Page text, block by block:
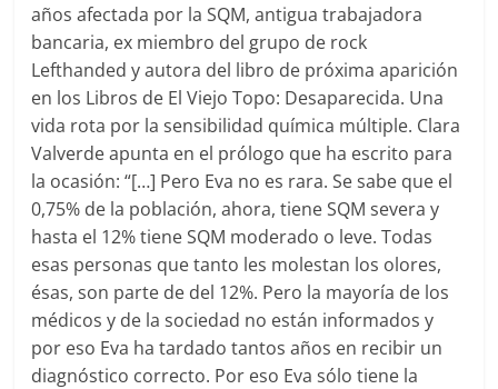
años afectada por la SQM, antigua trabajadora
bancaria, ex miembro del grupo de rock
Lefthanded y autora del libro de próxima aparición
en los Libros de El Viejo Topo: Desaparecida. Una
vida rota por la sensibilidad química múltiple. Clara
Valverde apunta en el prólogo que ha escrito para
la ocasión: “[…] Pero Eva no es rara. Se sabe que el
0,75% de la población, ahora, tiene SQM severa y
hasta el 12% tiene SQM moderado o leve. Todas
esas personas que tanto les molestan los olores,
ésas, son parte de del 12%. Pero la mayoría de los
médicos y de la sociedad no están informados y
por eso Eva ha tardado tantos años en recibir un
diagnóstico correcto. Por eso Eva sólo tiene la